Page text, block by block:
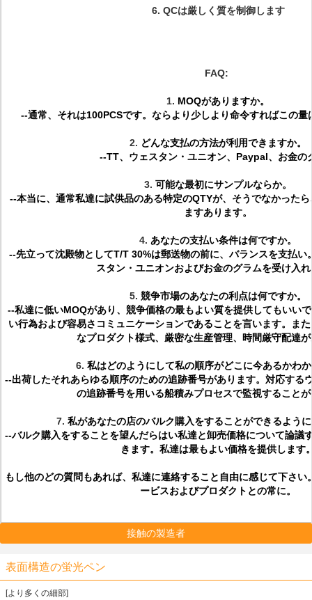
6. QCは厳しく質を制御します
FAQ:
1. MOQがありますか。
--通常、それは100PCSです。ならより少しより命令すればこの量
2. どんな支払の方法が利用できますか。
--TT、ウェスタン・ユニオン、Paypal、お金の
3. 可能な最初にサンプルならか。
--本当に、通常私達に試供品のある特定のQTYが、そうでなかった
ますあります。
4. あなたの支払い条件は何ですか。
--先立って沈殿物としてT/T 30%は郵送物の前に、バランスを支払
スタン・ユニオンおよびお金のグラムを受け入
5. 競争市場のあなたの利点は何ですか。
--私達に低いMOQがあり、競争価格の最もよい質を提供してもいい
い行為および容易さコミュニケーションであることを言います。ま
なプロダクト様式、厳密な生産管理、時間厳守配達
6. 私はどのようにして私の順序がどこに今あるかわ
--出荷したそれあらゆる順序のための追跡番号があります。対応する
の追跡番号を用いる船積みプロセスで監視すること
7. 私があなたの店のバルク購入をすることができるよう
--バルク購入をすることを望んだらはい私達と卸売価格について論議
きます。私達は最もよい価格を提供します
もし他のどの質問もあれば、私達に連絡すること自由に感じて下さ
ービスおよびプロダクトとの常に。
接触の製造者
表面構造の蛍光ペン
[より多くの細部]